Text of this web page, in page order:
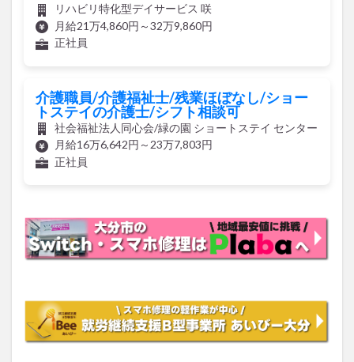
リハビリ特化型デイサービス 咲
月給21万4,860円～32万9,860円
正社員
介護職員/介護福祉士/残業ほぼなし/ショー
トステイの介護士/シフト相談可
社会福祉法人同心会/緑の園 ショートステイ センター
月給16万6,642円～23万7,803円
正社員